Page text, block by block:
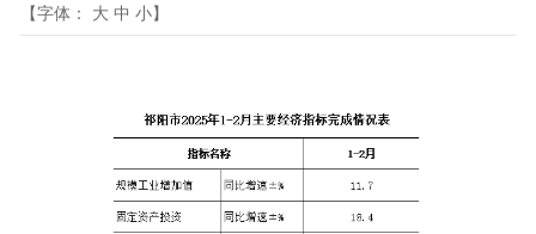
【字体： 大 中 小】